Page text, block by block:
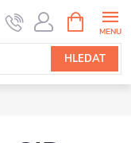
HLEDAT
NÁKUPNÍ
KOŠÍK